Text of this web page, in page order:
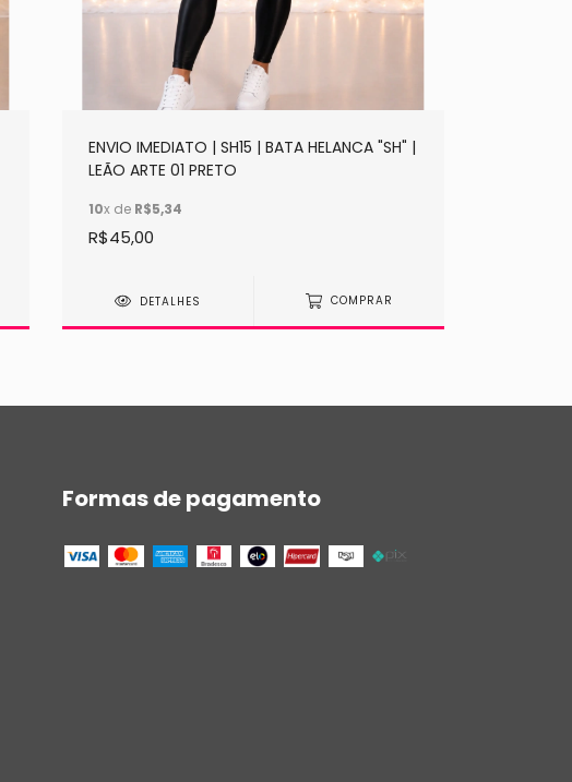
ENVIO IMEDIATO | SH15 | BATA HELANCA "SH" |
LEÃO ARTE 01 PRETO
10x de R$5,34
R$45,00
DETALHES COMPRAR
Formas de pagamento